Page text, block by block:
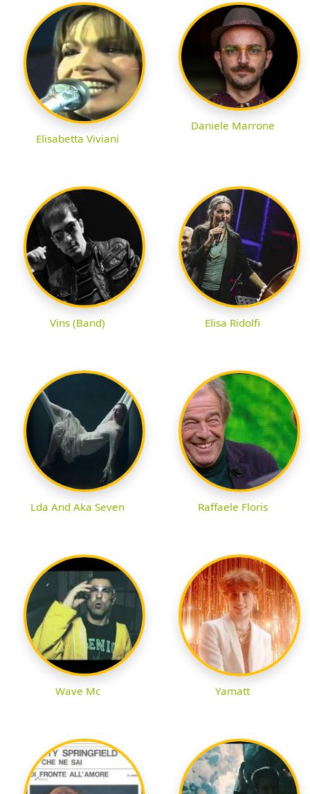
Elisabetta Viviani
Daniele Marrone
Vins (Band) Elisa Ridolfi
Lda And Aka Seven Raffaele Floris
Wave Mc Yamatt